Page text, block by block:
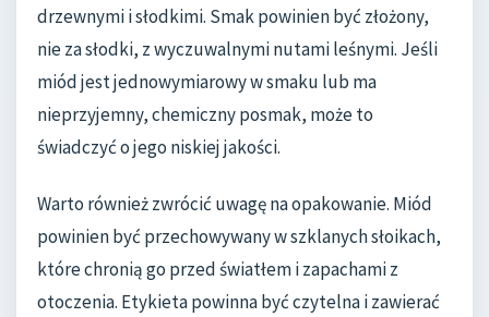
drzewnymi i słodkimi. Smak powinien być złożony,
nie za słodki, z wyczuwalnymi nutami leśnymi. Jeśli
miód jest jednowymiarowy w smaku lub ma
nieprzyjemny, chemiczny posmak, może to
świadczyć o jego niskiej jakości.
Warto również zwrócić uwagę na opakowanie. Miód
powinien być przechowywany w szklanych słoikach,
które chronią go przed światłem i zapachami z
otoczenia. Etykieta powinna być czytelna i zawierać